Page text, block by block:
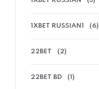
1XBET RUSSIAN1 (6)
22BET (2)
22BET BD (1)